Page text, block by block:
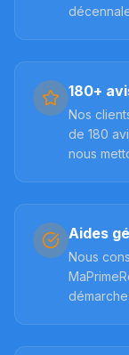
180+
Nos
de 180
nous
Aides
Nous